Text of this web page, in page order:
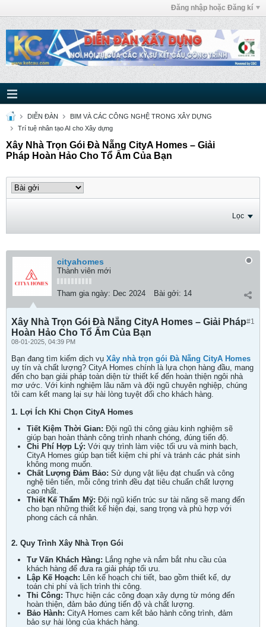
Đăng nhập hoặc Đăng kí
DIỄN ĐÀN
BIM VÀ CÁC CÔNG NGHỆ TRONG XÂY DỰNG
Trí tuệ nhân tạo AI cho Xây dựng
Xây Nhà Trọn Gói Đà Nẵng CityA Homes – Giải
Pháp Hoàn Hảo Cho Tổ Ấm Của Bạn
Lọc
cityahomes
Thành viên mới
Tham gia ngày: Dec 2024 Bài gởi: 14
#1
Xây Nhà Trọn Gói Đà Nẵng CityA Homes – Giải Pháp
Hoàn Hảo Cho Tổ Ấm Của Bạn
08-01-2025, 04:39 PM
Bạn đang tìm kiếm dịch vụ Xây nhà trọn gói Đà Nẵng CityA Homes
uy tín và chất lượng? CityA Homes chính là lựa chọn hàng đầu, mang
đến cho bạn giải pháp toàn diện từ thiết kế đến hoàn thiện ngôi nhà
mơ ước. Với kinh nghiệm lâu năm và đội ngũ chuyên nghiệp, chúng
tôi cam kết mang lại sự hài lòng tuyệt đối cho khách hàng.
1. Lợi Ích Khi Chọn CityA Homes
Tiết Kiệm Thời Gian: Đội ngũ thi công giàu kinh nghiệm sẽ
giúp bạn hoàn thành công trình nhanh chóng, đúng tiến độ.
Chi Phí Hợp Lý: Với quy trình làm việc tối ưu và minh bạch,
CityA Homes giúp bạn tiết kiệm chi phí và tránh các phát sinh
không mong muốn.
Chất Lượng Đảm Bảo: Sử dụng vật liệu đạt chuẩn và công
nghệ tiên tiến, mỗi công trình đều đạt tiêu chuẩn chất lượng
cao nhất.
Thiết Kế Thẩm Mỹ: Đội ngũ kiến trúc sư tài năng sẽ mang đến
cho bạn những thiết kế hiện đại, sang trọng và phù hợp với
phong cách cá nhân.
2. Quy Trình Xây Nhà Trọn Gói
Tư Vấn Khách Hàng: Lắng nghe và nắm bắt nhu cầu của
khách hàng để đưa ra giải pháp tối ưu.
Lập Kế Hoạch: Lên kế hoạch chi tiết, bao gồm thiết kế, dự
toán chi phí và lịch trình thi công.
Thi Công: Thực hiện các công đoạn xây dựng từ móng đến
hoàn thiện, đảm bảo đúng tiến độ và chất lượng.
Bảo Hành: CityA Homes cam kết bảo hành công trình, đảm
bảo sự hài lòng của khách hàng.